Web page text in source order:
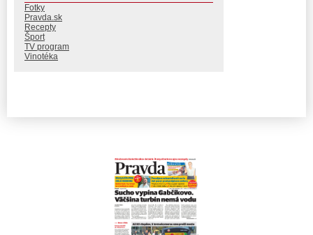
Fotky
Pravda.sk
Recepty
Šport
TV program
Vinotéka